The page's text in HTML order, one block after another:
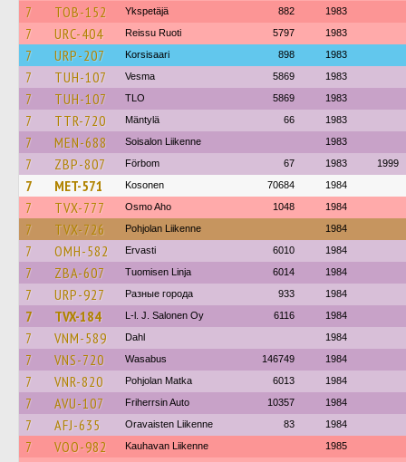
7 TOB-152 Ykspetäjä 882 1983
7 URC-404 Reissu Ruoti 5797 1983
7 URP-207 Korsisaari 898 1983
7 TUH-107 Vesma 5869 1983
7 TUH-107 TLO 5869 1983
7 TTR-720 Mäntylä 66 1983
7 MEN-688 Soisalon Liikenne 1983
7 ZBP-807 Förbom 67 1983 1999
7 MET-571 Kosonen 70684 1984
7 TVX-777 Osmo Aho 1048 1984
7 TVX-726 Pohjolan Liikenne 1984
7 OMH-582 Ervasti 6010 1984
7 ZBA-607 Tuomisen Linja 6014 1984
7 URP-927 Разные города 933 1984
7 TVX-184 L-l. J. Salonen Oy 6116 1984
7 VNM-589 Dahl 1984
7 VNS-720 Wasabus 146749 1984
7 VNR-820 Pohjolan Matka 6013 1984
7 AVU-107 Friherrsin Auto 10357 1984
7 AFJ-635 Oravaisten Liikenne 83 1984
7 VOO-982 Kauhavan Liikenne 1985